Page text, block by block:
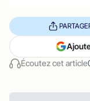
Écoutez cet article